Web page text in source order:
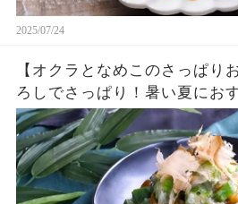
2025/07/24
【オクラとなめこのさっぱり
ろしでさっぱり！暑い夏にお